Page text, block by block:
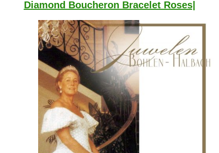
Diamond Boucheron Bracelet Roses|